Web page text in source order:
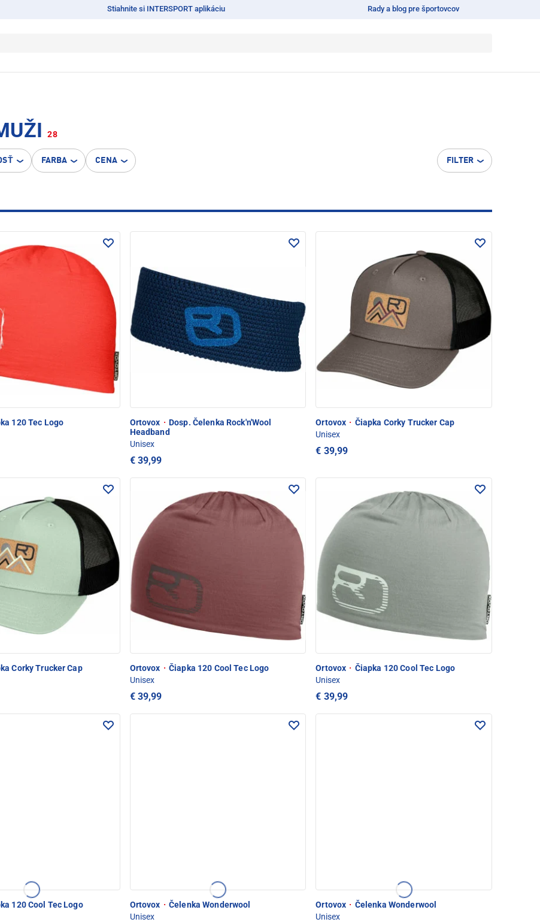
Stiahnite si INTERSPORT aplikáciu Rady a blog pre športovcov
28
FARBA CENA FILTER
120 Tec Logo
Ortovox · Dosp. Čelenka Rock'n'Wool
Headband
Unisex
€ 39,99
Ortovox · Čiapka Corky Trucker Cap
Unisex
€ 39,99
Corky Trucker Cap
Ortovox · Čiapka 120 Cool Tec Logo
Unisex
€ 39,99
Ortovox · Čiapka 120 Cool Tec Logo
Unisex
€ 39,99
120 Cool Tec Logo
Ortovox · Čelenka Wonderwool
Unisex
Ortovox · Čelenka Wonderwool
Unisex